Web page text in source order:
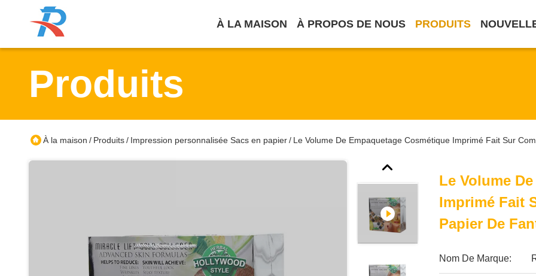
À LA MAISON À PROPOS DE NOUS PRODUITS
Produits
À la maison / Produits/ Impression personnalisée Sacs en papier/ Le Volume De Empaquetage Cosmétique Imprimé Fait Sur
Le Volume
Imprimé Fait
Papier De
Nom De Marque: